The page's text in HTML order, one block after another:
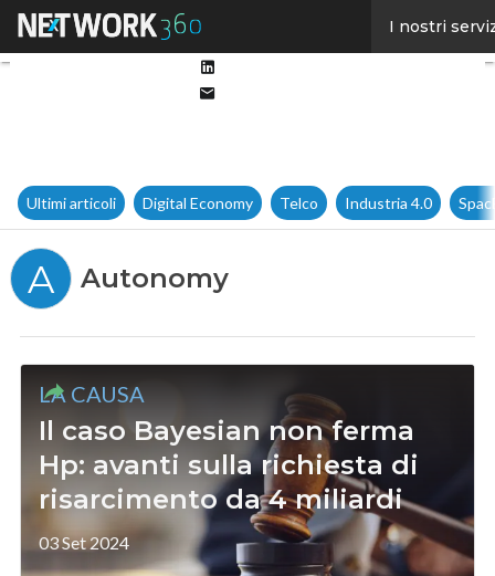
I nostri
Ultimi articoli Digital Economy Telco Industria 4.0
A Autonomy
LA CAUSA
Il caso Bayesian non ferma
Hp: avanti sulla richiesta di
risarcimento da 4 miliardi
03 Set 2024